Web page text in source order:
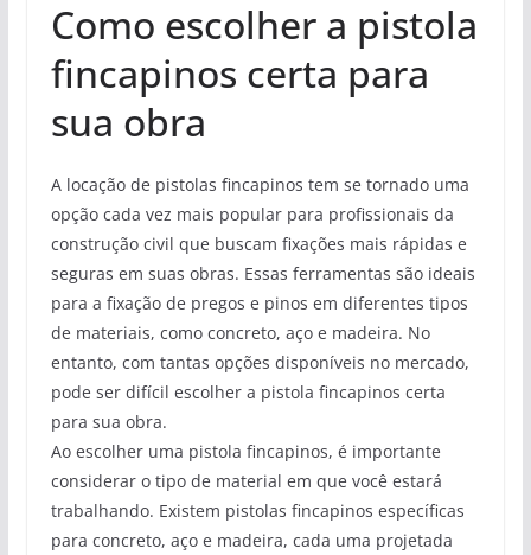
Como escolher a pistola
fincapinos certa para
sua obra
A locação de pistolas fincapinos tem se tornado uma
opção cada vez mais popular para profissionais da
construção civil que buscam fixações mais rápidas e
seguras em suas obras. Essas ferramentas são ideais
para a fixação de pregos e pinos em diferentes tipos
de materiais, como concreto, aço e madeira. No
entanto, com tantas opções disponíveis no mercado,
pode ser difícil escolher a pistola fincapinos certa
para sua obra.
Ao escolher uma pistola fincapinos, é importante
considerar o tipo de material em que você estará
trabalhando. Existem pistolas fincapinos específicas
para concreto, aço e madeira, cada uma projetada